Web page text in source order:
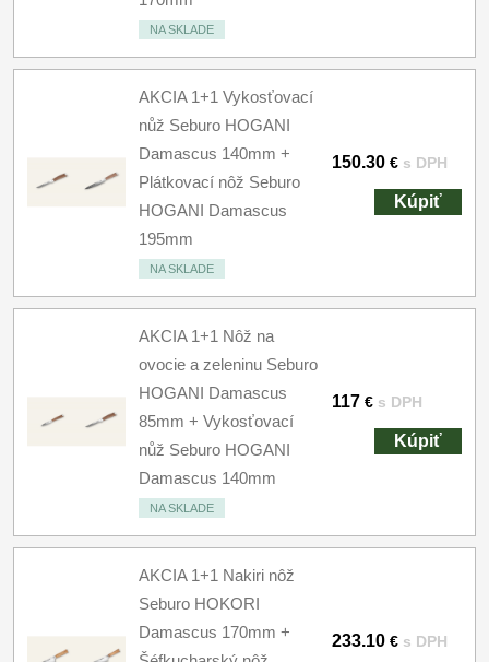
NA SKLADE
AKCIA 1+1 Vykosťovací
nůž Seburo HOGANI
Damascus 140mm +
Plátkovací nôž Seburo
HOGANI Damascus
195mm
NA SKLADE
150.30 € s DPH
Kúpiť
AKCIA 1+1 Nôž na
ovocie a zeleninu Seburo
HOGANI Damascus
85mm + Vykosťovací
nůž Seburo HOGANI
Damascus 140mm
NA SKLADE
117 € s DPH
Kúpiť
AKCIA 1+1 Nakiri nôž
Seburo HOKORI
Damascus 170mm +
233.10 € s DPH